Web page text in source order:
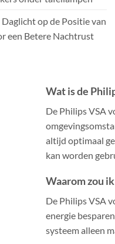
op de Positie van
een Betere Nachtrust
Wat is de
De Philips VSA
altijd optimaal
kan worden
Waarom zou
De Philips VSA
energie
systeem alleen